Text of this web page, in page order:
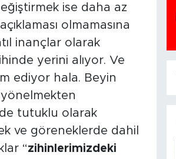
ise daha az
olmamasına
inançlar olarak
yerini alıyor. Ve
ediyor hala. Beyin
tutuklu olarak
ve göreneklerde dahil
“zihinlerimizdeki